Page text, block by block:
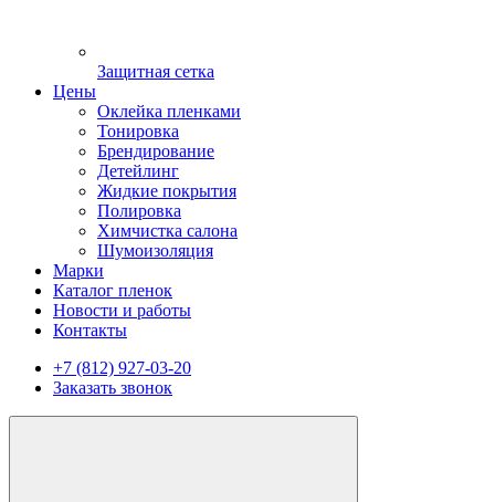
Защитная сетка
Цены
Оклейка пленками
Тонировка
Брендирование
Детейлинг
Жидкие покрытия
Полировка
Химчистка салона
Шумоизоляция
Марки
Каталог пленок
Новости и работы
Контакты
+7 (812) 927-03-20
Заказать звонок